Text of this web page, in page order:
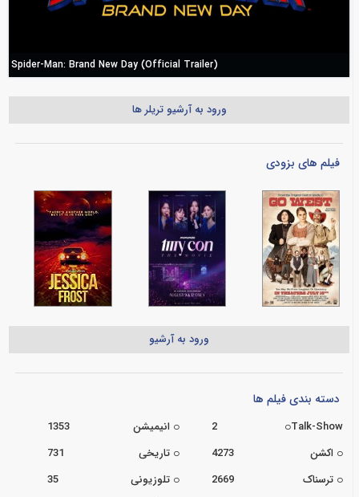
Spider-Man: Brand New Day (Official Trailer)
ورود به آرشیو تریلر ها
فیلم های بزودی
ورود به آرشیو
دسته بندی فیلم ها
Talk-Show
2 انیمیشن
1353
اکشن
4273 تاریخی
731
ترسناک
2669 تلوزیونی
35